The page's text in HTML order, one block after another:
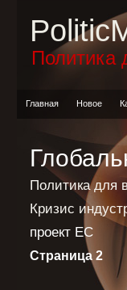
Политика
Главная Новое
Политика для
Кризис
проект ЕС
Страница 2